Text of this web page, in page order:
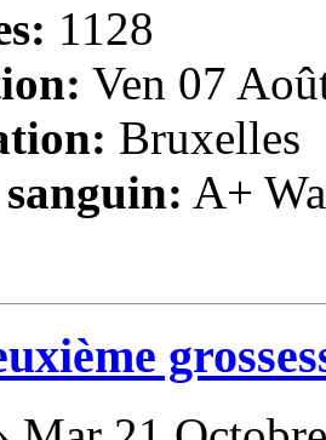
1128
Ven 07
Bruxelles
A+